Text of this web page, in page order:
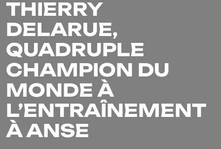
THIERRY
DELARUE,
QUADRUPLE
CHAMPION DU
MONDE À
L’ENTRAÎNEMENT
À ANSE